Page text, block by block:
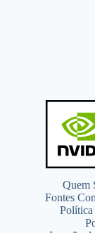
Quem
Fontes